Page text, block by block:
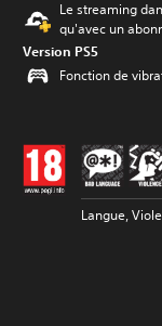
Le streaming
qu'avec un
Version PS5
Fonction de
Langue,